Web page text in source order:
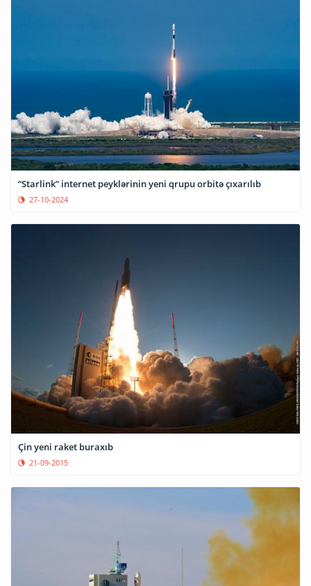
“Starlink” internet peyklərinin yeni qrupu orbitə çıxarılıb
27-10-2024
Çin yeni raket buraxıb
21-09-2015